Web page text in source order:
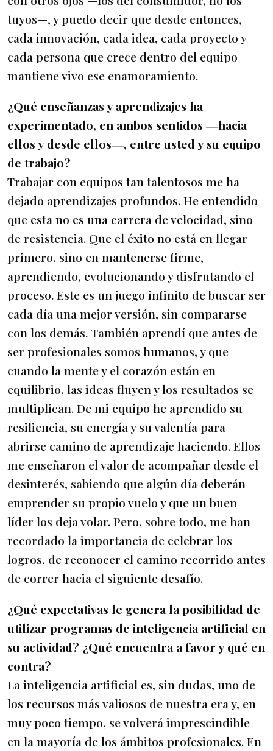
tuyos—, y puedo decir que desde entonces,
cada innovación, cada idea, cada proyecto y
cada persona que crece dentro del equipo
mantiene vivo ese enamoramiento.
¿Qué enseñanzas y aprendizajes ha
experimentado, en ambos sentidos ―hacia
ellos y desde ellos―, entre usted y su equipo
de trabajo?
Trabajar con equipos tan talentosos me ha
dejado aprendizajes profundos. He entendido
que esta no es una carrera de velocidad, sino
de resistencia. Que el éxito no está en llegar
primero, sino en mantenerse firme,
aprendiendo, evolucionando y disfrutando el
proceso. Este es un juego infinito de buscar ser
cada día una mejor versión, sin compararse
con los demás. También aprendí que antes de
ser profesionales somos humanos, y que
cuando la mente y el corazón están en
equilibrio, las ideas fluyen y los resultados se
multiplican. De mi equipo he aprendido su
resiliencia, su energía y su valentía para
abrirse camino de aprendizaje haciendo. Ellos
me enseñaron el valor de acompañar desde el
desinterés, sabiendo que algún día deberán
emprender su propio vuelo y que un buen
líder los deja volar. Pero, sobre todo, me han
recordado la importancia de celebrar los
logros, de reconocer el camino recorrido antes
de correr hacia el siguiente desafío.
¿Qué expectativas le genera la posibilidad de
utilizar programas de inteligencia artificial en
su actividad? ¿Qué encuentra a favor y qué en
contra?
La inteligencia artificial es, sin dudas, uno de
los recursos más valiosos de nuestra era y, en
muy poco tiempo, se volverá imprescindible
en la mayoría de los ámbitos profesionales. En